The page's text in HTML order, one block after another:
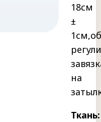
18см
±
на